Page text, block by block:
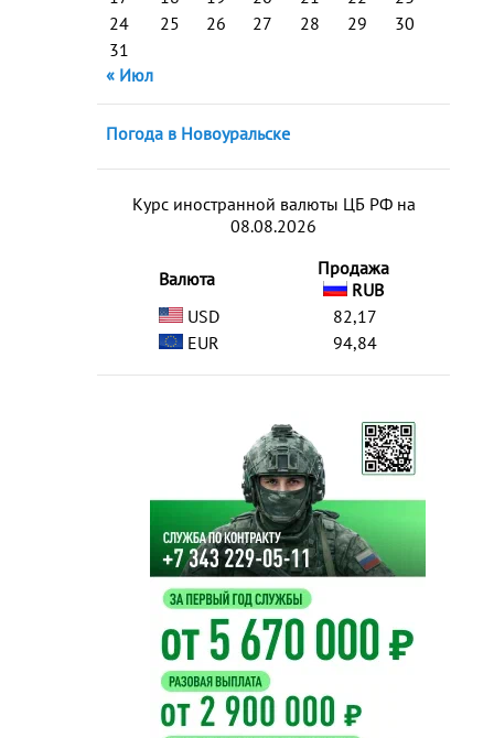
24
25 26 27 28 29
30
31
« Июл
Погода в Новоуральске
Курс иностранной валюты ЦБ РФ на
08.08.2026
Валюта
Продажа
RUB
USD
82,17
EUR
94,84